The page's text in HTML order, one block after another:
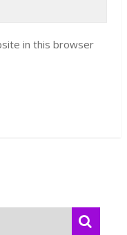
in this browser